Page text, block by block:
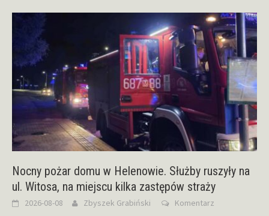
Nocny pożar domu w Helenowie. Służby ruszyły na
ul. Witosa, na miejscu kilka zastępów straży
2026-08-08 Zbyszek Grabiński Komentarz